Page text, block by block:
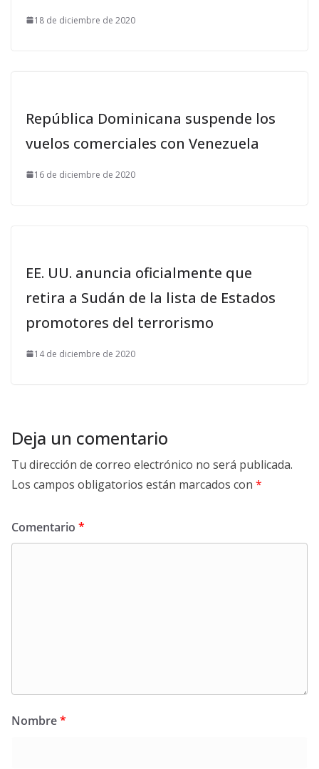
18 de diciembre de 2020
República Dominicana suspende los
vuelos comerciales con Venezuela
16 de diciembre de 2020
EE. UU. anuncia oficialmente que
retira a Sudán de la lista de Estados
promotores del terrorismo
14 de diciembre de 2020
Deja un comentario
Tu dirección de correo electrónico no será publicada.
Los campos obligatorios están marcados con *
Comentario *
Nombre*